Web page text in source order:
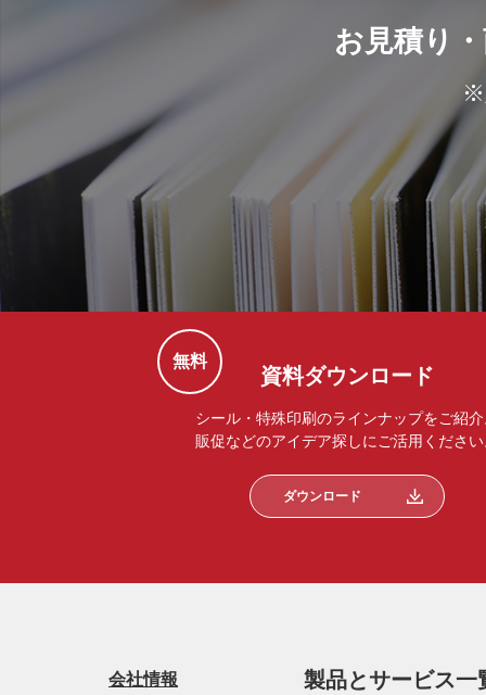
お見積り
※
資料ダウンロード
無料
シール・特殊印刷のラインナップをご紹
販促などのアイデア探しにご活用くださ
ダウンロード
会社情報 製品とサービス一